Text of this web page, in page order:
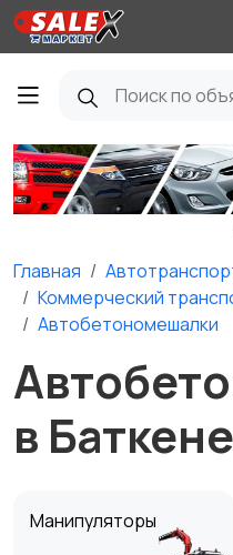
Главная
Коммерческий
Автобетономешалки
в Баткене
Манипуляторы